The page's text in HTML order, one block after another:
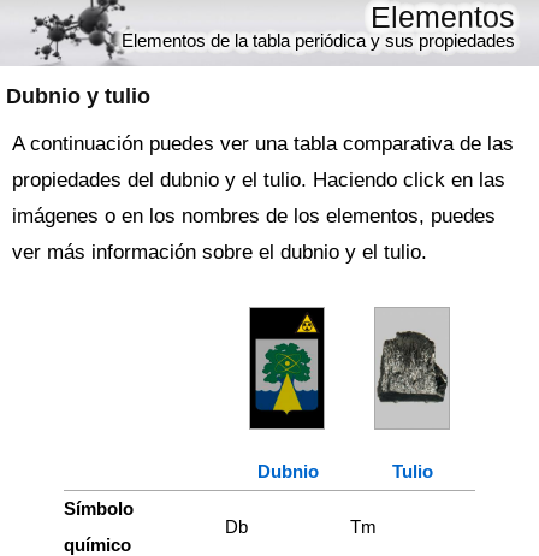
Dubnio y tulio
Elementos
Elementos de la tabla periódica y sus propiedades
A continuación puedes ver una tabla comparativa de las
propiedades del dubnio y el tulio. Haciendo click en las
imágenes o en los nombres de los elementos, puedes
ver más información sobre el dubnio y el tulio.
Dubnio
Tulio
Símbolo
químico
Db Tm